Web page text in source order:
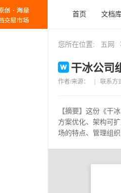
首页 文档
您所在位置: 五网
干冰公司
作者/来源： 联系方
【摘要】 这份《干
方案优化、架构可
场的特点、管理组